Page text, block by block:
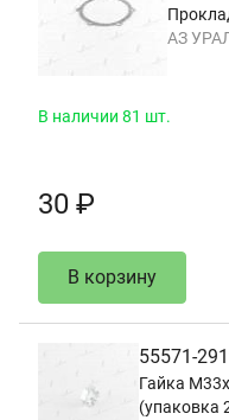
АЗ
В наличии 81 шт.
30 ₽
В корзину
55571-
Гайка
(упаковка